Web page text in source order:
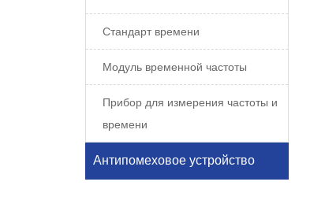
Стандарт времени
Модуль временной частоты
Прибор для измерения частоты и
времени
Антипомеховое устройство